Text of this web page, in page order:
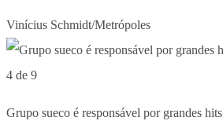
Vinícius Schmidt/Metrópoles
4 de 9
Grupo sueco é responsável por grandes hits